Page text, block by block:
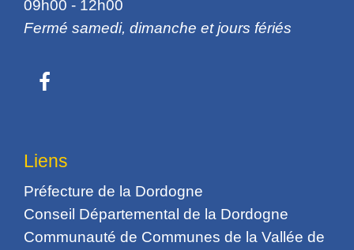
09h00 - 12h00
Fermé samedi, dimanche et jours fériés
Liens
Préfecture de la Dordogne
Conseil Départemental de la Dordogne
Communauté de Communes de la Vallée de